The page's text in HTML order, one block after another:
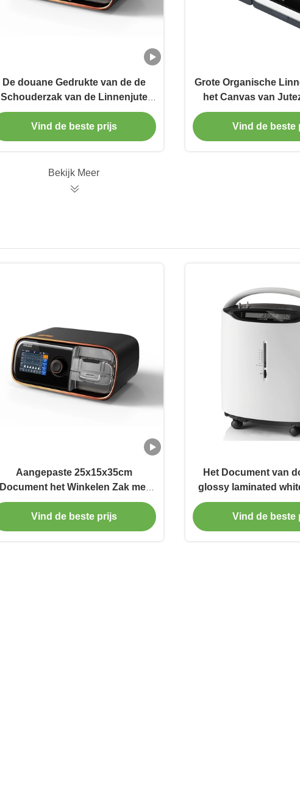
De douane Gedrukte van de de
Schouderzak van de Linnenjute
Promotiezak met Binnenzak
Vind de beste prijs
Grote Organische
het Canvas van
Winkelen
Vind de beste
Bekijk Meer
Aangepaste 25x15x35cm
Document het Winkelen Zak met
Patronen van de Handvat de
Kleurrijke Impuls
Vind de beste prijs
Het Document van
glossy laminated
met Handvatten voor
Vind de beste